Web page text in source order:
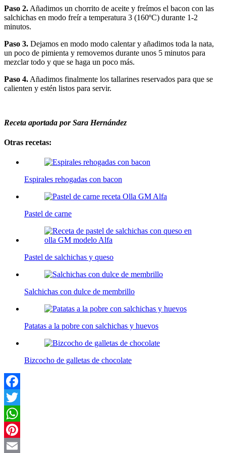
Paso 2. Añadimos un chorrito de aceite y freímos el bacon con las
salchichas en modo freír a temperatura 3 (160ºC) durante 1-2
minutos.
Paso 3. Dejamos en modo modo calentar y añadimos toda la nata,
un poco de pimienta y removemos durante unos 5 minutos para
mezclar todo y que se haga un poco más.
Paso 4. Añadimos finalmente los tallarines reservados para que se
calienten y estén listos para servir.
Receta aportada por Sara Hernández
Otras recetas:
Espirales rehogadas con bacon
Pastel de carne
Pastel de salchichas y queso
Salchichas con dulce de membrillo
Patatas a la pobre con salchichas y huevos
Bizcocho de galletas de chocolate
Facebook
Twitter
WhatsApp
Pinterest